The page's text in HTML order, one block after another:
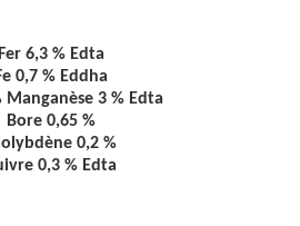
Fer 6,3 % Edta
0,7 % Eddha
Manganèse 3 % Edta
Bore 0,65 %
0,2 %
0,3 % Edta